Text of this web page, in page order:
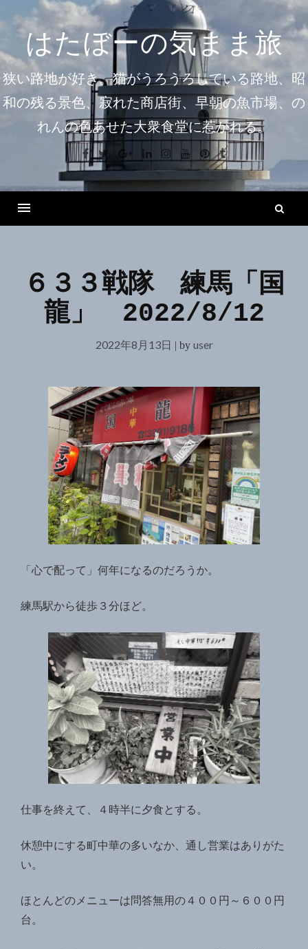
ン
ツ
へ
はたぼーの気まま旅
狭い路地が好き。猫がうろうろしている路地、昭
和の残る景色、寂れた商店街、早朝の魚市場、の
れんの色あせた大衆食堂に惹かれる。
Facebook
Twitter Google+
LinkedinInstagramYoutube
Pinterest
Tumblr
６３３戦隊 練馬「国
龍」 2022/8/12
2022年8月13日 | by user
「心で配って」何年になるのだろうか。
練馬駅から徒歩３分ほど。
仕事を終えて、４時半に夕食とする。
休憩中にする町中華の多いなか、通し営業はありがた
い。
ほとんどのメニューは問答無用の４００円～６００円
台。